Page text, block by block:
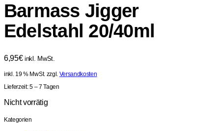
Barmass Jigger
Edelstahl 20/40ml
6,95€ inkl. MwSt.
inkl. 19 % MwSt. zzgl. Versandkosten
Lieferzeit:5 – 7 Tagen
Nicht vorrätig
Kategorien